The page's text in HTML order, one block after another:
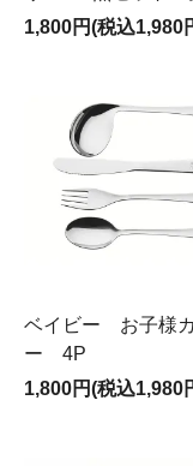
1,800円(税込1,980
ベイビー お子様
ー 4P
1,800円(税込1,980